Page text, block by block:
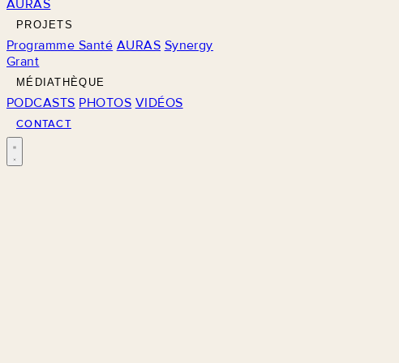
AURAS
PROJETS
Programme Santé AURAS Synergy
Grant
MÉDIATHÈQUE
PODCASTS PHOTOS VIDÉOS
CONTACT